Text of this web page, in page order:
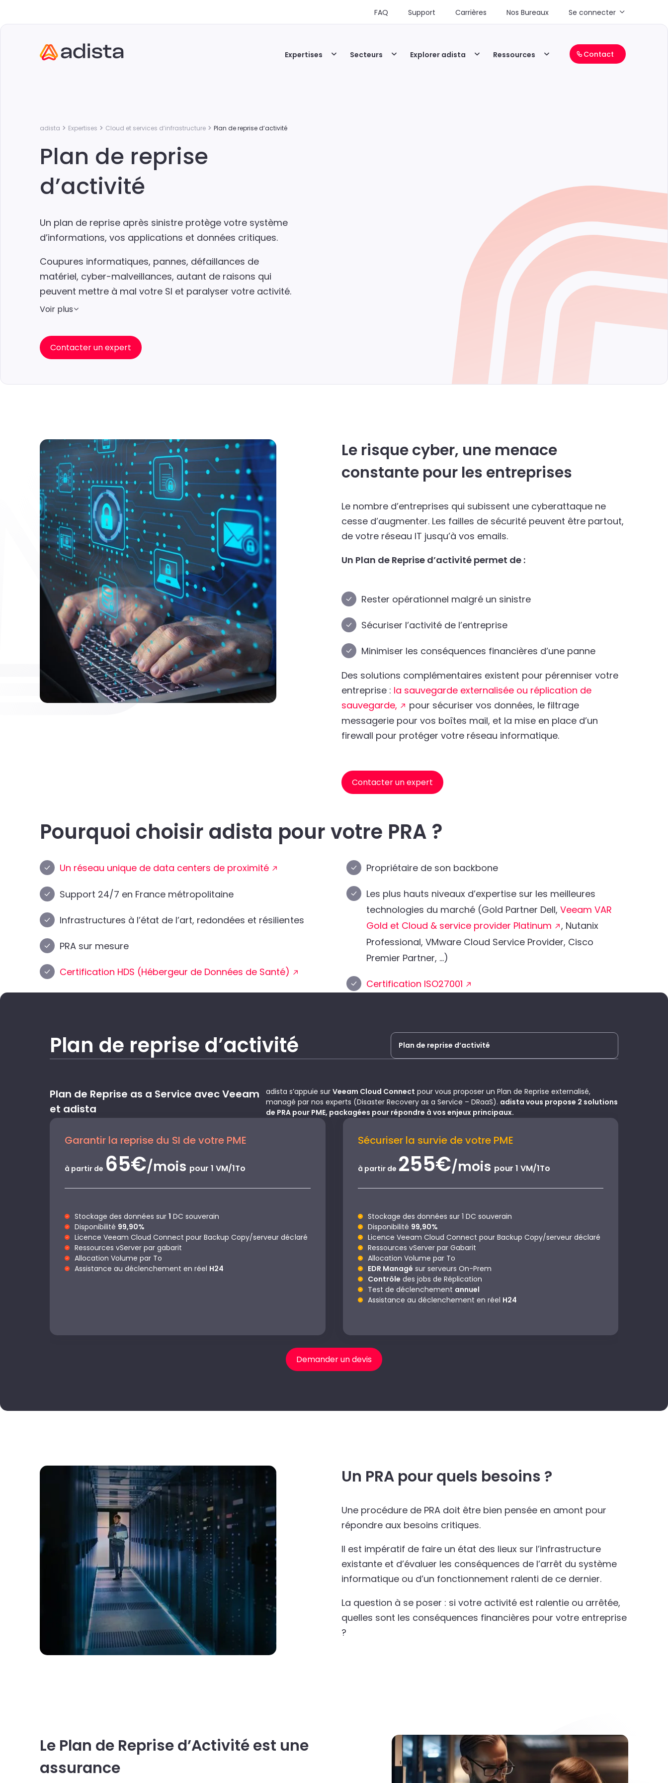
FAQ Support Carrières Nos Bureaux Se connecter
Expertises Secteurs Explorer adista Ressources Contact
adista Expertises Cloud et services d’infrastructure Plan de reprise d’activité
Plan de reprise
d’activité
Un plan de reprise après sinistre protège votre système
d’informations, vos applications et données critiques.
Coupures informatiques, pannes, défaillances de
matériel, cyber-malveillances, autant de raisons qui
peuvent mettre à mal votre SI et paralyser votre activité.
Voir plus
Contacter un expert
Le risque cyber, une menace
constante pour les entreprises
Le nombre d’entreprises qui subissent une cyberattaque ne
cesse d’augmenter. Les failles de sécurité peuvent être partout,
de votre réseau IT jusqu’à vos emails.
Un Plan de Reprise d’activité permet de :
Rester opérationnel malgré un sinistre
Sécuriser l’activité de l’entreprise
Minimiser les conséquences financières d’une panne
Des solutions complémentaires existent pour pérenniser votre
entreprise : la sauvegarde externalisée ou réplication de
sauvegarde,
pour sécuriser vos données, le filtrage
messagerie pour vos boîtes mail, et la mise en place d’un
firewall pour protéger votre réseau informatique.
Contacter un expert
Pourquoi choisir adista pour votre PRA ?
Un réseau unique de data centers de proximité
Support 24/7 en France métropolitaine
Infrastructures à l’état de l’art, redondées et résilientes
PRA sur mesure
Certification HDS (Hébergeur de Données de Santé)
Propriétaire de son backbone
Les plus hauts niveaux d’expertise sur les meilleures
technologies du marché (Gold Partner Dell,Veeam VAR
Gold et Cloud & service provider Platinum
, Nutanix
Professional, VMware Cloud Service Provider, Cisco
Premier Partner, …)
Certification ISO27001
Plan de reprise d’activité Plan de reprise d’activité
Plan de Reprise as a Service avec Veeam
et adista
adista s’appuie sur Veeam Cloud Connect pour vous proposer un Plan de Reprise externalisé,
managé par nos experts (Disaster Recovery as a Service – DRaaS). adista vous propose 2 solutions
de PRA pour PME, packagées pour répondre à vos enjeux principaux.
Garantir la reprise du SI de votre PME
à partir de 65€/mois pour 1 VM/1To
Stockage des données sur1 DC souverain
Disponibilité 99,90%
Licence Veeam Cloud Connect pour Backup Copy/serveur déclaré
Ressources vServer par gabarit
Allocation Volume par To
Assistance au déclenchement en réel H24
Sécuriser la survie de votre PME
à partir de 255€/mois pour 1 VM/1To
Stockage des données sur 1 DC souverain
Disponibilité 99,90%
Licence Veeam Cloud Connect pour Backup Copy/serveur déclaré
Ressources vServer par Gabarit
Allocation Volume par To
EDR Managé sur serveurs On-Prem
Contrôle des jobs de Réplication
Test de déclenchement annuel
Assistance au déclenchement en réel H24
Demander un devis
Un PRA pour quels besoins ?
Une procédure de PRA doit être bien pensée en amont pour
répondre aux besoins critiques.
Il est impératif de faire un état des lieux sur l’infrastructure
existante et d’évaluer les conséquences de l’arrêt du système
informatique ou d’un fonctionnement ralenti de ce dernier.
La question à se poser : si votre activité est ralentie ou arrêtée,
quelles sont les conséquences financières pour votre entreprise
?
Le Plan de Reprise d’Activité est une
assurance